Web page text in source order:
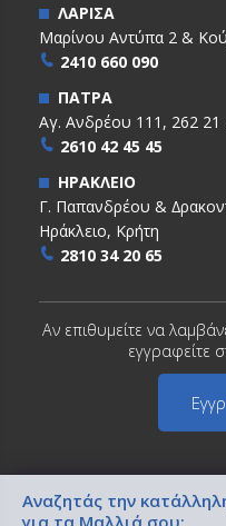
ΛΑΡΙΣΑ
Μαρίνου Αντύπα 2 &
2410 660 090
ΠΑΤΡΑ
Αγ. Ανδρέου 111, 262 21
2610 42 45 45
ΗΡΑΚΛΕΙΟ
Γ. Παπανδρέου &
Ηράκλειο, Κρήτη
2810 34 20 65
Αν επιθυμείτε να
εγγραφείτε
Copyright © 2022
Αναζητάς την
για τα Μαλλιά σου;